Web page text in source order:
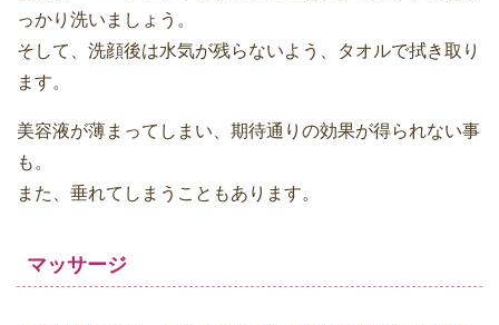
っかり洗いましょう。
そして、洗顔後は水気が残らないよう、タオルで拭き取り
ます。
美容液が薄まってしまい、期待通りの効果が得られない事
も。
また、垂れてしまうこともあります。
マッサージ